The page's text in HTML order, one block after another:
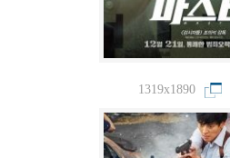
1319x1890